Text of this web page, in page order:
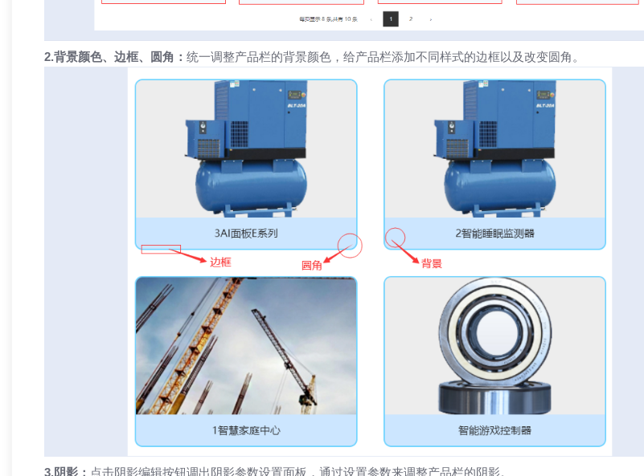
2.背景颜色、边框、圆角： 统一调整产品栏的背景颜色，给产品栏添加不同样式的边框以及改变圆角。
3.阴影： 点击阴影编辑按钮调出阴影参数设置面板，通过设置参数来调整产品栏的阴影。